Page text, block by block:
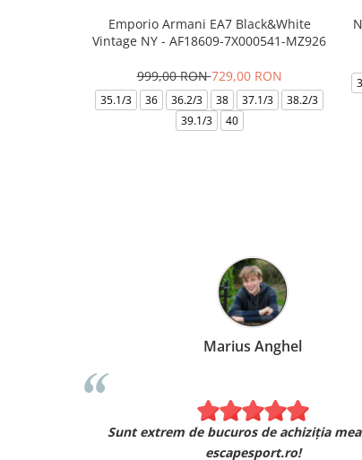
Emporio Armani EA7 Black&White
Vintage NY - AF18609-7X000541-MZ926
999,00 RON729,00 RON
35.1/3 36 36.2/3 38 37.1/3
38.2/3
39.1/3
40
Marius Anghel
Sunt extrem de bucuros de achiziția
escapesport.ro!